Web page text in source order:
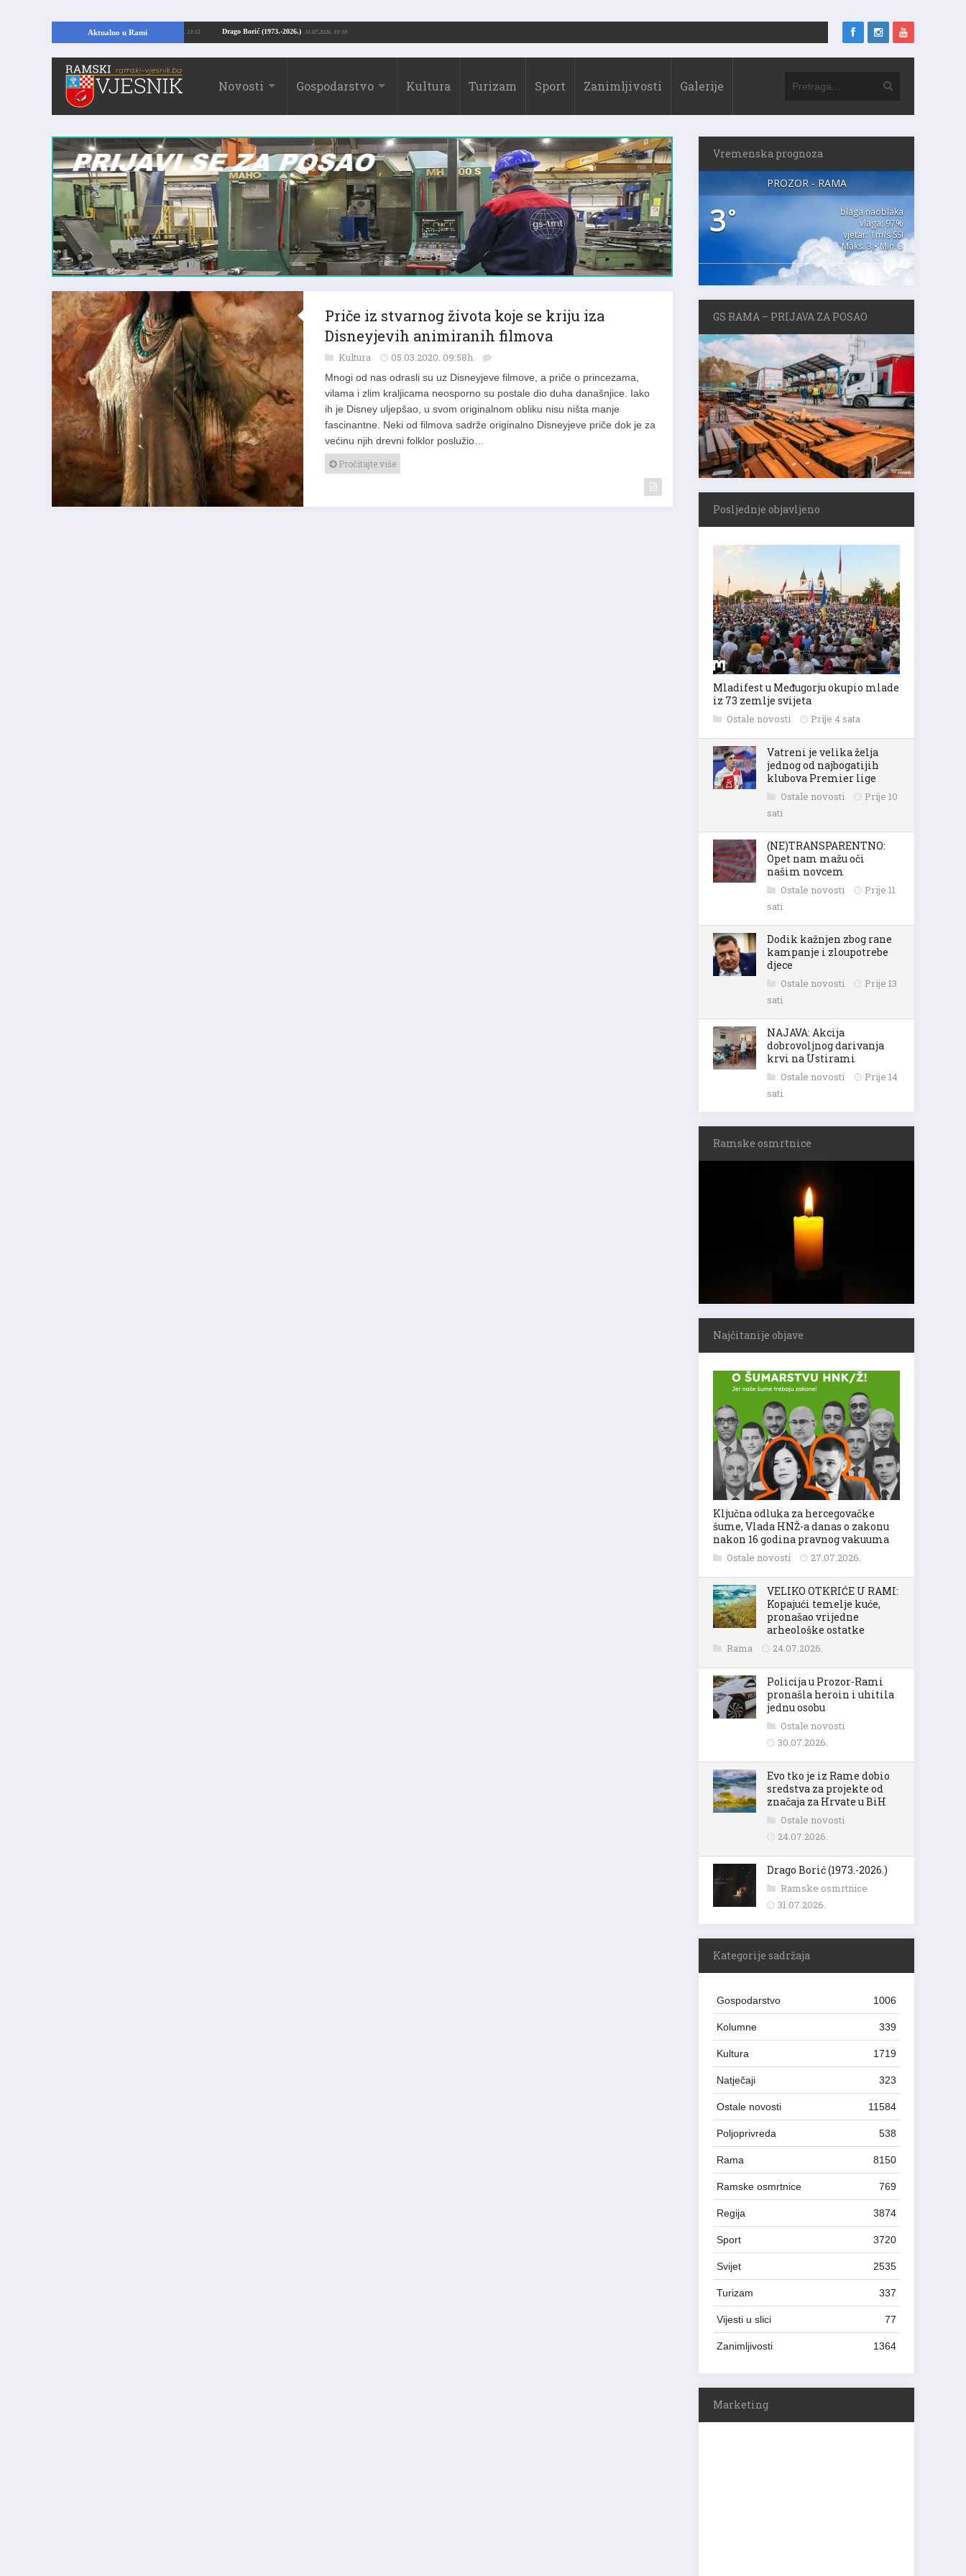
Aktualno u Rami Drago Borić (1973.-2026.) 31.07.2026. 19:10
temelje kuće, pronašao vrijedne arheološke ostatke 24.07.2026. 13:51
Novosti Gospodarstvo Kultura Turizam Sport Zanimljivosti Galerije
Priče iz stvarnog života koje se kriju iza
Disneyjevih animiranih filmova
Kultura 05.03.2020. 09:58h
Mnogi od nas odrasli su uz Disneyjeve filmove, a priče o princezama,
vilama i zlim kraljicama neosporno su postale dio duha današnjice. Iako
ih je Disney uljepšao, u svom originalnom obliku nisu ništa manje
fascinantne. Neki od filmova sadrže originalno Disneyjeve priče dok je za
većinu njih drevni folklor poslužio…
Pročitajte više
Vremenska prognoza
PROZOR - RAMA
3°
blaga naoblaka
vlaga: 97%
vjetar: 1m/s SSI
Maks. 3 • Min. 3
GS RAMA – PRIJAVA ZA POSAO
Posljednje objavljeno
Mladifest u Međugorju okupio mlade
iz 73 zemlje svijeta
Ostale novosti Prije 4 sata
Vatreni je velika želja
jednog od najbogatijih
klubova Premier lige
Ostale novosti
Prije 10
sati
(NE)TRANSPARENTNO:
Opet nam mažu oči
našim novcem
Ostale novosti
Prije 11
sati
Dodik kažnjen zbog rane
kampanje i zloupotrebe
djece
Ostale novosti
Prije 13
sati
NAJAVA: Akcija
dobrovoljnog darivanja
krvi na Ustirami
Ostale novosti
Prije 14
sati
Ramske osmrtnice
Najčitanije objave
Ključna odluka za hercegovačke
šume, Vlada HNŽ-a danas o zakonu
nakon 16 godina pravnog vakuuma
Ostale novosti 27.07.2026.
VELIKO OTKRIĆE U RAMI:
Kopajući temelje kuće,
pronašao vrijedne
arheološke ostatke
Rama 24.07.2026.
Policija u Prozor-Rami
pronašla heroin i uhitila
jednu osobu
Ostale novosti
30.07.2026.
Evo tko je iz Rame dobio
sredstva za projekte od
značaja za Hrvate u BiH
Ostale novosti
24.07.2026.
Drago Borić (1973.-2026.)
Ramske osmrtnice
31.07.2026.
Kategorije sadržaja
Gospodarstvo 1006
Kolumne 339
Kultura 1719
Natječaji 323
Ostale novosti 11584
Poljoprivreda 538
Rama 8150
Ramske osmrtnice 769
Regija 3874
Sport 3720
Svijet 2535
Turizam 337
Vijesti u slici 77
Zanimljivosti 1364
Marketing